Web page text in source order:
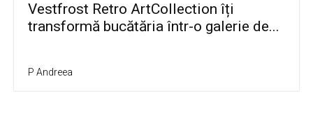
Vestfrost Retro ArtCollection îți
transformă bucătăria într-o galerie de...
P Andreea